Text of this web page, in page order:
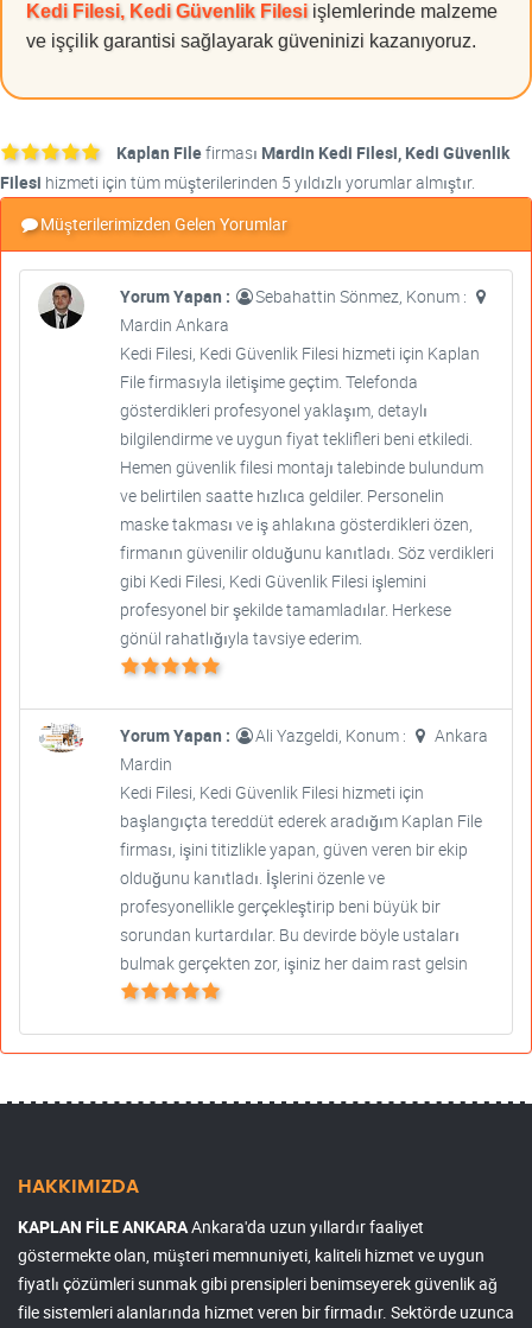
Kedi Filesi, Kedi Güvenlik Filesi işlemlerinde malzeme
ve işçilik garantisi sağlayarak güveninizi kazanıyoruz.
Kaplan Filefirması Mardin Kedi Filesi, Kedi Güvenlik
Filesi hizmeti için tüm müşterilerinden 5 yıldızlı yorumlar almıştır.
Müşterilerimizden Gelen Yorumlar
Yorum Yapan :
Sebahattin Sönmez, Konum :
Mardin Ankara
Kedi Filesi, Kedi Güvenlik Filesi hizmeti için Kaplan
File firmasıyla iletişime geçtim. Telefonda
gösterdikleri profesyonel yaklaşım, detaylı
bilgilendirme ve uygun fiyat teklifleri beni etkiledi.
Hemen güvenlik filesi montajı talebinde bulundum
ve belirtilen saatte hızlıca geldiler. Personelin
maske takması ve iş ahlakına gösterdikleri özen,
firmanın güvenilir olduğunu kanıtladı. Söz verdikleri
gibi Kedi Filesi, Kedi Güvenlik Filesi işlemini
profesyonel bir şekilde tamamladılar. Herkese
gönül rahatlığıyla tavsiye ederim.
Yorum Yapan : Ali Yazgeldi, Konum :
Ankara
Mardin
Kedi Filesi, Kedi Güvenlik Filesi hizmeti için
başlangıçta tereddüt ederek aradığım Kaplan File
firması, işini titizlikle yapan, güven veren bir ekip
olduğunu kanıtladı. İşlerini özenle ve
profesyonellikle gerçekleştirip beni büyük bir
sorundan kurtardılar. Bu devirde böyle ustaları
bulmak gerçekten zor, işiniz her daim rast gelsin
HAKKIMIZDA
KAPLAN FİLE ANKARAAnkara'da uzun yıllardır faaliyet
göstermekte olan, müşteri memnuniyeti, kaliteli hizmet ve uygun
fiyatlı çözümleri sunmak gibi prensipleri benimseyerek güvenlik ağ
file sistemleri alanlarında hizmet veren bir firmadır. Sektörde uzunca